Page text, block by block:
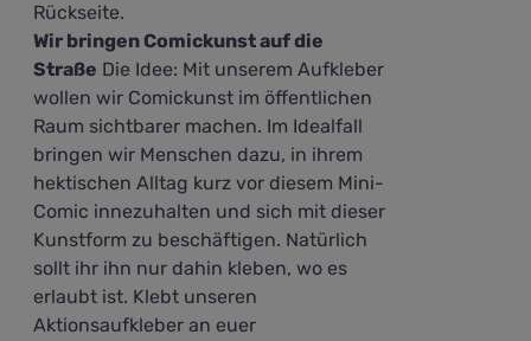
Rückseite.
Wir bringen Comickunst auf die
Straße Die Idee: Mit unserem Aufkleber
wollen wir Comickunst im öffentlichen
Raum sichtbarer machen. Im Idealfall
bringen wir Menschen dazu, in ihrem
hektischen Alltag kurz vor diesem Mini-
Comic innezuhalten und sich mit dieser
Kunstform zu beschäftigen. Natürlich
sollt ihr ihn nur dahin kleben, wo es
erlaubt ist. Klebt unseren
Aktionsaufkleber an euer